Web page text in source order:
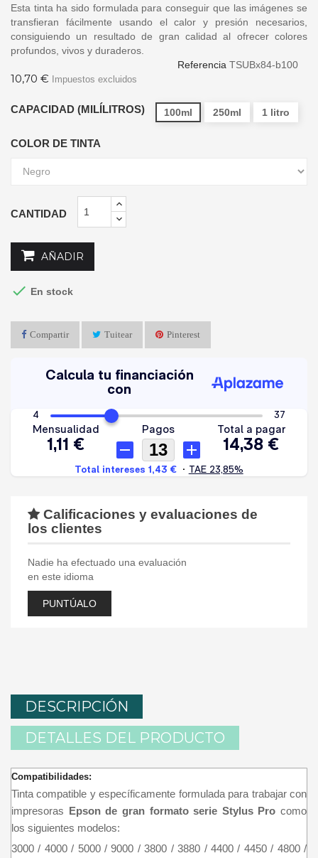
Esta tinta ha sido formulada para conseguir que las imágenes se
transfieran fácilmente usando el calor y presión necesarios,
consiguiendo un resultado de gran calidad al ofrecer colores
profundos, vivos y duraderos.
Referencia TSUBx84-b100
10,70 € Impuestos excluidos
CAPACIDAD (MILÍLITROS) 100ml 250ml 1 litro
COLOR DE TINTA
CANTIDAD
AÑADIR
 En stock
Compartir Tuitear Pinterest
Calificaciones y evaluaciones de
los clientes
Nadie ha efectuado una evaluación
en este idioma
PUNTÚALO
DESCRIPCIÓN
DETALLES DEL PRODUCTO
Compatibilidades:
Tinta compatible y específicamente formulada para trabajar con
impresoras Epson de gran formato serie Stylus Pro como
los siguientes modelos:
3000 / 4000 / 5000 / 9000 / 3800 / 3880 / 4400 / 4450 / 4800 /